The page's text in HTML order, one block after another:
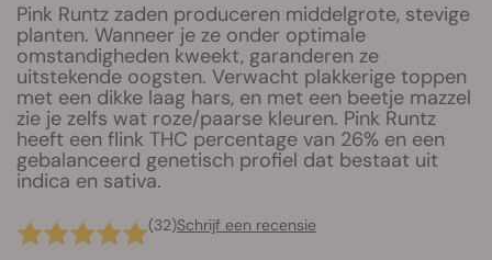
Pink Runtz zaden produceren middelgrote, stevige
planten. Wanneer je ze onder optimale
omstandigheden kweekt, garanderen ze
uitstekende oogsten. Verwacht plakkerige toppen
met een dikke laag hars, en met een beetje mazzel
zie je zelfs wat roze/paarse kleuren. Pink Runtz
heeft een flink THC percentage van 26% en een
gebalanceerd genetisch profiel dat bestaat uit
indica en sativa.
(32)Schrijf een recensie